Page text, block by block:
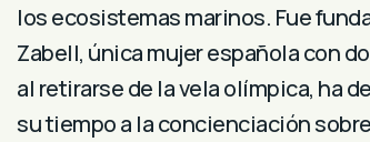
los ecosistemas marinos. Fue
Zabell, única mujer española con
al retirarse de la vela olímpica, ha
su tiempo a la concienciación